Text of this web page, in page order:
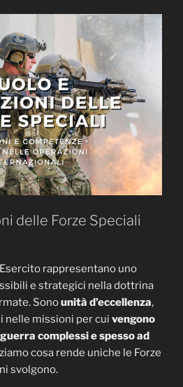
delle Forze Speciali
rappresentano uno
e strategici nella dottrina
Sonounità d’eccellenza,
nelle missioni per cui vengono
complessi e spesso ad
cosa rende uniche le Forze
svolgono.